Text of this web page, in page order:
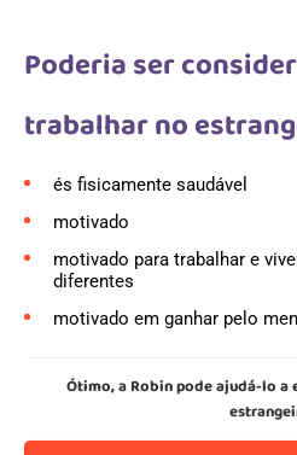
Poderia ser
trabalhar no
és fisicamente saudável
motivado
motivado para trabalhar e
diferentes
motivado em ganhar pelo
Ótimo, a Robin pode ajudá-lo